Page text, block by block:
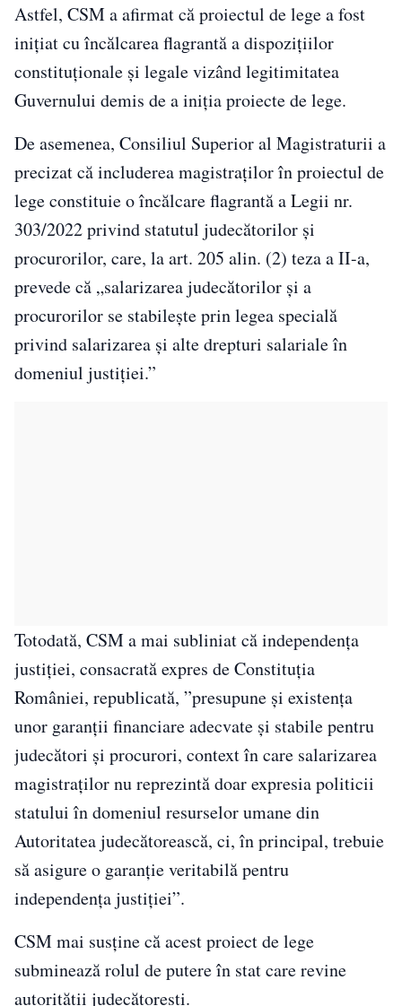
Astfel, CSM a afirmat că proiectul de lege a fost
iniţiat cu încălcarea flagrantă a dispoziţiilor
constituţionale şi legale vizând legitimitatea
Guvernului demis de a iniţia proiecte de lege.
De asemenea, Consiliul Superior al Magistraturii a
precizat că includerea magistraţilor în proiectul de
lege constituie o încălcare flagrantă a Legii nr.
303/2022 privind statutul judecătorilor şi
procurorilor, care, la art. 205 alin. (2) teza a II-a,
prevede că „salarizarea judecătorilor şi a
procurorilor se stabileşte prin legea specială
privind salarizarea şi alte drepturi salariale în
domeniul justiţiei.”
Totodată, CSM a mai subliniat că independenţa
justiţiei, consacrată expres de Constituţia
României, republicată, ”presupune şi existenţa
unor garanţii financiare adecvate şi stabile pentru
judecători şi procurori, context în care salarizarea
magistraţilor nu reprezintă doar expresia politicii
statului în domeniul resurselor umane din
Autoritatea judecătorească, ci, în principal, trebuie
să asigure o garanţie veritabilă pentru
independenţa justiţiei”.
CSM mai susţine că acest proiect de lege
subminează rolul de putere în stat care revine
autorităţii judecătoreşti.